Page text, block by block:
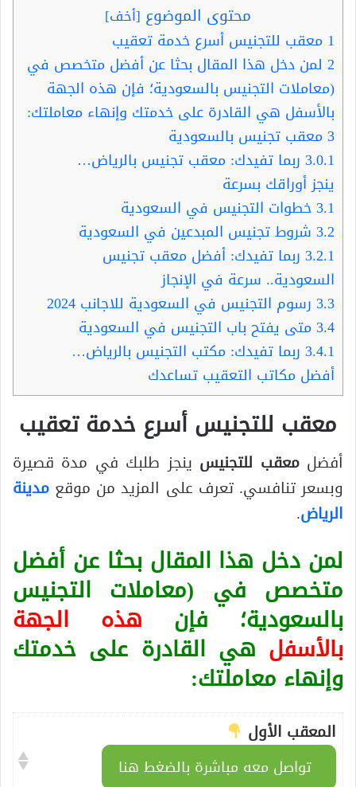
محتوى الموضوع [أخف]
1 معقب للتجنيس أسرع خدمة تعقيب
2 لمن دخل هذا المقال بحثا عن أفضل متخصص في
(معاملات التجنيس بالسعودية؛ فإن هذه الجهة
بالأسفل هي القادرة على خدمتك وإنهاء معاملتك:
3معقب تجنيس بالسعودية
3.0.1 ربما تفيدك: معقب تجنيس بالرياض…
ينجز أوراقك بسرعة
3.1خطوات التجنيس في السعودية
3.2 شروط تجنيس المبدعين في السعودية
3.2.1 ربما تفيدك: أفضل معقب تجنيس
السعودية.. سرعة في الإنجاز
3.3 رسوم التجنيس في السعودية للاجانب 2024
3.4متى يفتح باب التجنيس في السعودية
3.4.1 ربما تفيدك: مكتب التجنيس بالرياض…
أفضل مكاتب التعقيب تساعدك
معقب للتجنيس أسرع خدمة تعقيب
أفضل معقب للتجنيس ينجز طلبك في مدة قصيرة
وبسعر تنافسي. تعرف على المزيد من موقع مدينة
الرياض.
لمن دخل هذا المقال بحثا عن أفضل
متخصص في (معاملات التجنيس
بالسعودية؛ فإن هذه الجهة
بالأسفل هي القادرة على خدمتك
وإنهاء معاملتك:
المعقب الأول
تواصل معه مباشرة بالضغط هنا